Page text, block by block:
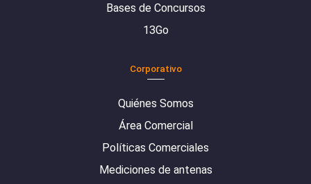
Bases de Concursos
13Go
Corporativo
Quiénes Somos
Área Comercial
Políticas Comerciales
Mediciones de antenas